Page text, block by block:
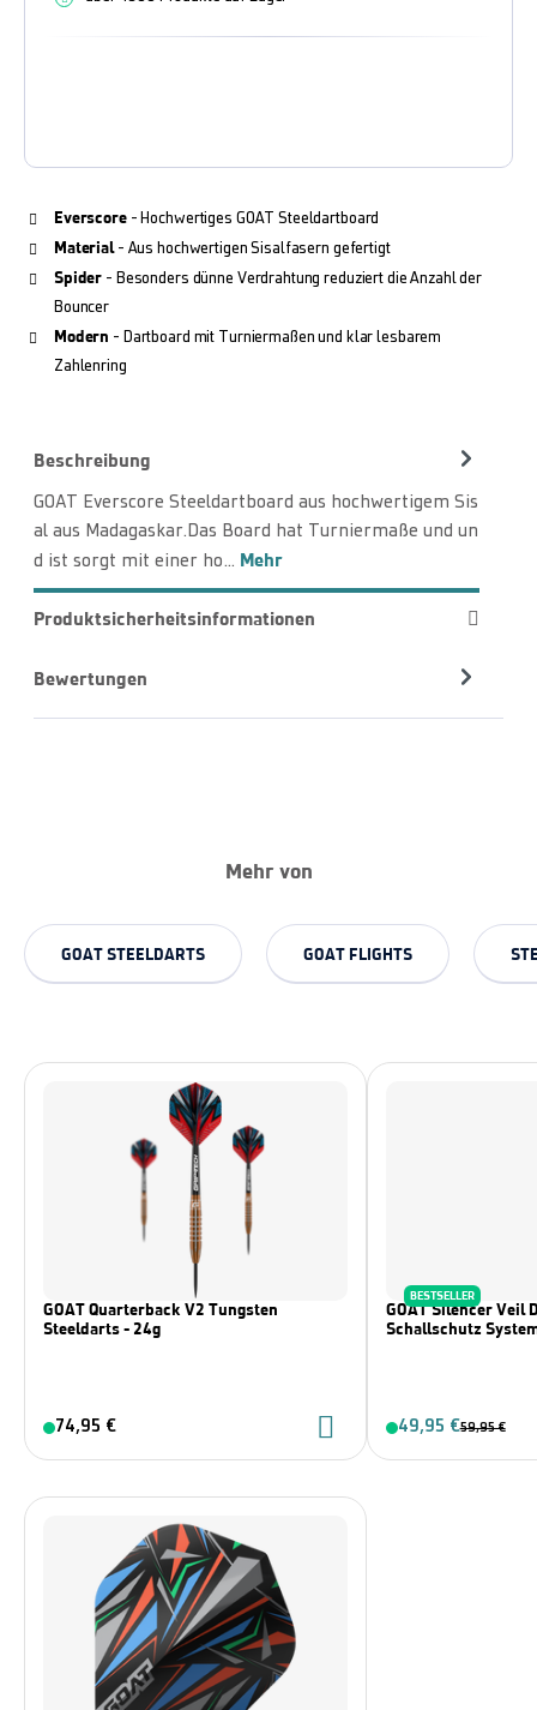
Beschreibung
GOAT Everscore Steeldartboard aus hochwertigem Sis
al aus Madagaskar.Das Board hat Turniermaße und un
d ist sorgt mit einer ho… Mehr
Produktsicherheitsinformationen
Bewertungen
Everscore- Hochwertiges GOAT Steeldartboard
Material- Aus hochwertigen Sisalfasern gefertigt
Spider - Besonders dünne Verdrahtung reduziert die Anzahl der
Bouncer
Modern - Dartboard mit Turniermaßen und klar lesbarem
Zahlenring
Mehr von
GOAT STEELDARTS GOAT FLIGHTS
GOAT Quarterback V2 Tungsten
Steeldarts - 24g
74,95 €
BESTSELLER
GOAT Silencer Veil
Schallschutz
49,95 €59,95 €